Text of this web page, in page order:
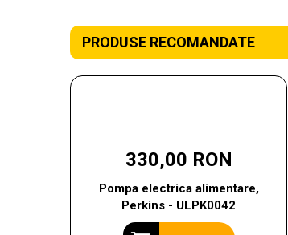
PRODUSE RECOMANDATE
330,00 RON
Pompa electrica alimentare,
Perkins - ULPK0042